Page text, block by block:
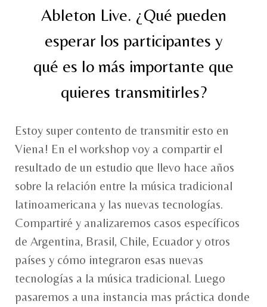
Ableton Live. ¿Qué pueden
esperar los participantes y
qué es lo más importante que
quieres transmitirles?
Estoy super contento de transmitir esto en
Viena! En el workshop voy a compartir el
resultado de un estudio que llevo hace años
sobre la relación entre la música tradicional
latinoamericana y las nuevas tecnologías.
Compartiré y analizaremos casos específicos
de Argentina, Brasil, Chile, Ecuador y otros
países y cómo integraron esas nuevas
tecnologías a la música tradicional. Luego
pasaremos a una instancia mas práctica donde